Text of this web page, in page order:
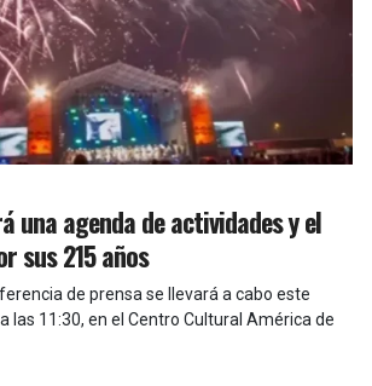
una agenda de actividades y el
sus 215 años
de prensa se llevará a cabo este
las 11:30, en el Centro Cultural América de